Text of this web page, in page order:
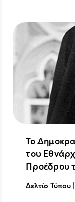
Το
του
Προέδρου
Δελτίο Τύπου